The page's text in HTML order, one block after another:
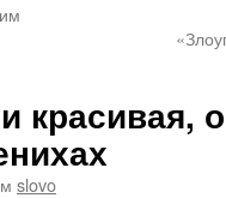
красивая,
slovo